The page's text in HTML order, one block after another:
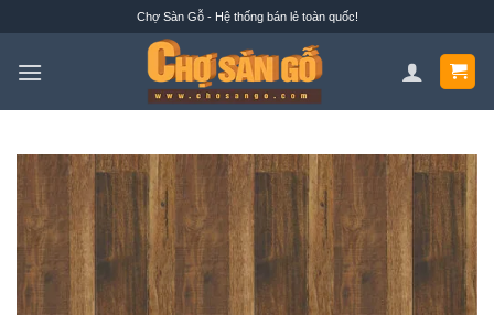
nội
Chợ Sàn Gỗ - Hệ thống bán lẻ toàn quốc!